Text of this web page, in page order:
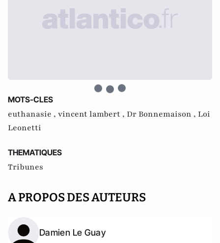
MOTS-CLES
euthanasie , vincent lambert , Dr Bonnemaison , Loi
Leonetti
THEMATIQUES
Tribunes
A PROPOS DES AUTEURS
Damien Le Guay